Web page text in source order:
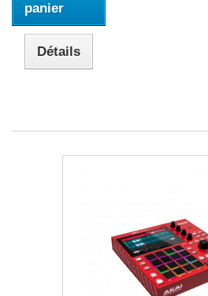
panier
Détails